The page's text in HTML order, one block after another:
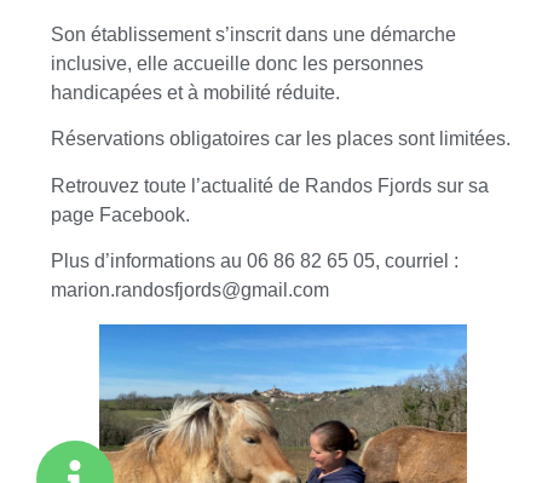
Son établissement s’inscrit dans une démarche
inclusive, elle accueille donc les personnes
handicapées et à mobilité réduite.
Réservations obligatoires car les places sont limitées.
Retrouvez toute l’actualité de Randos Fjords sur sa
page Facebook.
Plus d’informations au 06 86 82 65 05, courriel :
marion.randosfjords@gmail.com